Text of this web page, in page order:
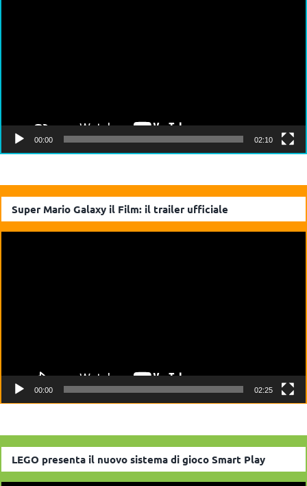
Super Mario Galaxy il Film: il trailer ufficiale
Video
Player
LEGO presenta il nuovo sistema di gioco Smart Play
Video
Player